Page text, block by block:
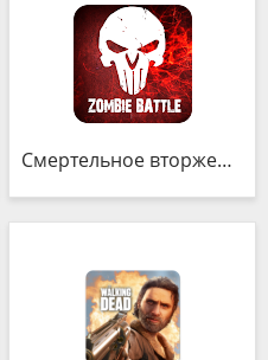
Смертельное вторжение